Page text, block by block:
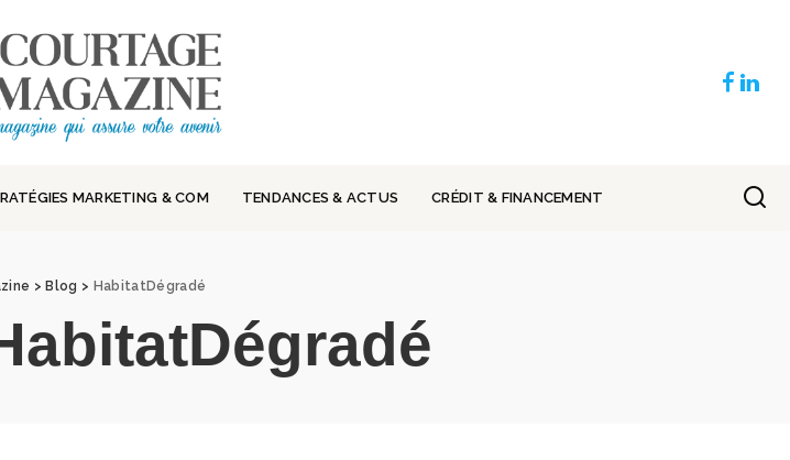
MARKETING & COM TENDANCES & ACTUS CRÉDIT & FINANCEMENT
> Blog > HabitatDégradé